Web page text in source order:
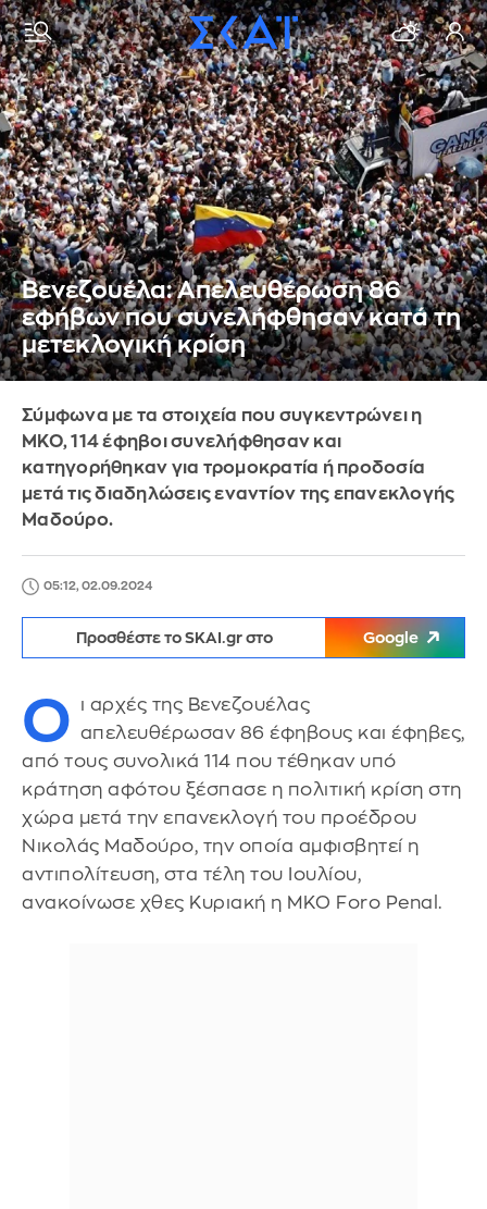
Βενεζουέλα: Απελευθέρωση 86
εφήβων που συνελήφθησαν κατά τη
μετεκλογική κρίση
Σύμφωνα με τα στοιχεία που συγκεντρώνει η
ΜΚΟ, 114 έφηβοι συνελήφθησαν και
κατηγορήθηκαν για τρομοκρατία ή προδοσία
μετά τις διαδηλώσεις εναντίον της επανεκλογής
Μαδούρο.
05:12, 02.09.2024
Προσθέστε το SKAI.gr στο Google
Ο
ι αρχές της Βενεζουέλας
απελευθέρωσαν 86 έφηβους και έφηβες,
από τους συνολικά 114 που τέθηκαν υπό
κράτηση αφότου ξέσπασε η πολιτική κρίση στη
χώρα μετά την επανεκλογή του προέδρου
Νικολάς Μαδούρο, την οποία αμφισβητεί η
αντιπολίτευση, στα τέλη του Ιουλίου,
ανακοίνωσε χθες Κυριακή η ΜΚΟ Foro Penal.